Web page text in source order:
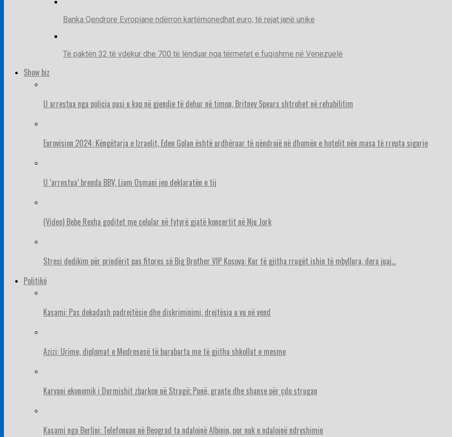
Banka Qendrore Evropiane ndërron kartëmonedhat euro, të rejat janë unike
Të paktën 32 të vdekur dhe 700 të lënduar nga tërmetet e fuqishme në Venezuelë
Show biz
U arrestua nga policia pasi u kap në gjendje të dehur në timon, Britney Spears shtrohet në rehabilitim
Eurovision 2024: Këngëtarja e Izraelit, Eden Golan është urdhëruar të qëndrojë në dhomën e hotelit nën masa të rrepta sigurie
U ‘arrestua’ brenda BBV, Liam Osmani jep deklaratën e tij
(Video) Bebe Rexha goditet me celular në fytyrë gjatë koncertit në Nju Jork
Stresi dedikim për prindërit pas fitores së Big Brother VIP Kosova: Kur të gjitha rrugët ishin të mbyllura, dera juaj…
Politikë
Kasami: Pas dekadash padrejtësie dhe diskriminimi, drejtësia u vu në vend
Azizi: Urime, diplomat e Medresesë të barabarta me të gjitha shkollat e mesme
Karvani ekonomik i Durmishit zbarkon në Strugë; Punë, grante dhe shanse për çdo strugan
Kasami nga Berlini: Telefonuan në Beograd ta ndalojnë Albinin, por nuk e ndalojnë ndryshimin